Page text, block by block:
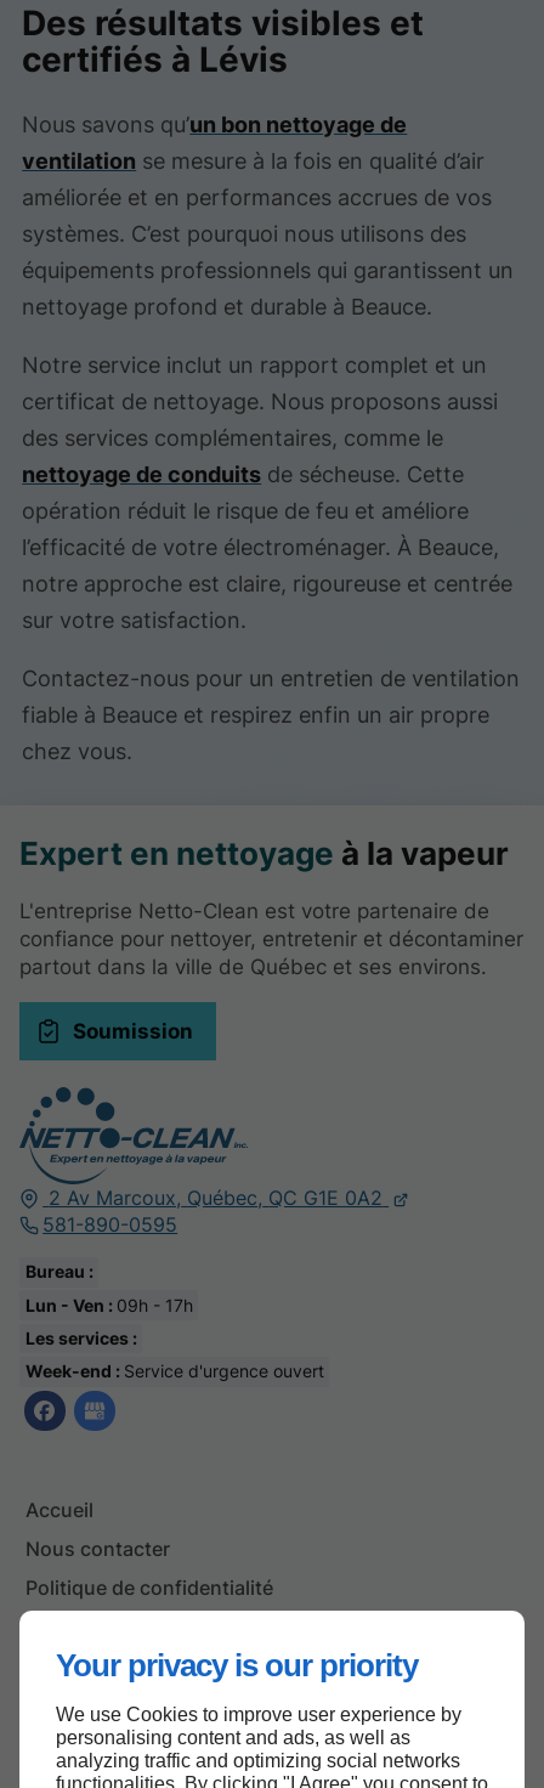
Your privacy is our priority
We use Cookies to improve user experience by
personalising content and ads, as well as
analyzing traffic and optimizing social networks
functionalities. By clicking "I Agree" you consent to
Des résultats visibles et
certifiés à Lévis
Nous savons qu’un bon nettoyage de
ventilation se mesure à la fois en qualité d’air
améliorée et en performances accrues de vos
systèmes. C’est pourquoi nous utilisons des
équipements professionnels qui garantissent un
nettoyage profond et durable à Beauce.
Notre service inclut un rapport complet et un
certificat de nettoyage. Nous proposons aussi
des services complémentaires, comme le
nettoyage de conduits de sécheuse. Cette
opération réduit le risque de feu et améliore
l’efficacité de votre électroménager. À Beauce,
notre approche est claire, rigoureuse et centrée
sur votre satisfaction.
Contactez-nous pour un entretien de ventilation
fiable à Beauce et respirez enfin un air propre
chez vous.
2 Av Marcoux, Québec, QC G1E 0A2
581-890-0595
Bureau :
Lun - Ven : 09h - 17h
Les services :
Week-end : Service d'urgence ouvert
Accueil
Nous contacter
Politique de confidentialité
Expert en nettoyage à la vapeur
L'entreprise Netto-Clean est votre partenaire de
confiance pour nettoyer, entretenir et décontaminer
partout dans la ville de Québec et ses environs.
Soumission
Haut de page